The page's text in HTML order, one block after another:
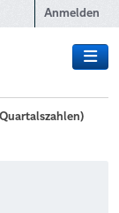
Anmelden